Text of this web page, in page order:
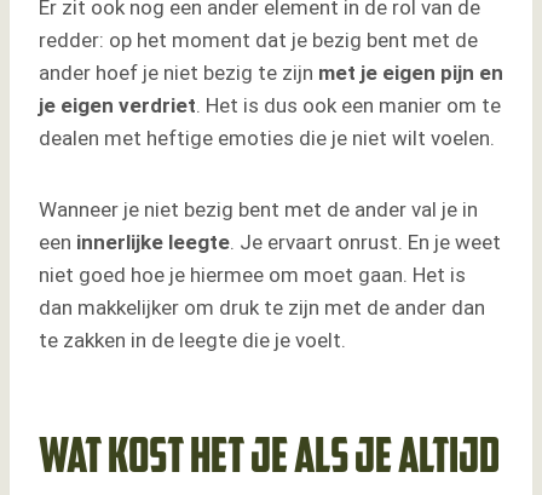
Er zit ook nog een ander element in de rol van de
redder: op het moment dat je bezig bent met de
ander hoef je niet bezig te zijn met je eigen pijn en
je eigen verdriet. Het is dus ook een manier om te
dealen met heftige emoties die je niet wilt voelen.
Wanneer je niet bezig bent met de ander val je in
een innerlijke leegte. Je ervaart onrust. En je weet
niet goed hoe je hiermee om moet gaan. Het is
dan makkelijker om druk te zijn met de ander dan
te zakken in de leegte die je voelt.
Wat kost het je als je altijd